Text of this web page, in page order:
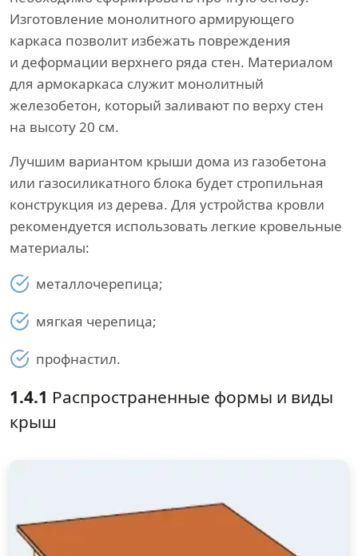
Изготовление монолитного армирующего
каркаса позволит избежать повреждения
и деформации верхнего ряда стен. Материалом
для армокаркаса служит монолитный
железобетон, который заливают по верху стен
на высоту 20 см.
Лучшим вариантом крыши дома из газобетона
или газосиликатного блока будет стропильная
конструкция из дерева. Для устройства кровли
рекомендуется использовать легкие кровельные
материалы:
металлочерепица;
мягкая черепица;
профнастил.
1.4.1 Распространенные формы и виды
крыш